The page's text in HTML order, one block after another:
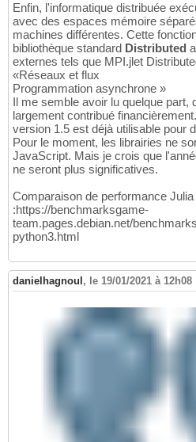
Enfin, l'informatique distribuée
avec des espaces mémoire
machines différentes. Cette
bibliothèque standard Distributed
externes tels que MPI.jlet
«Réseaux et flux
Programmation asynchrone »
Il me semble avoir lu quelque part,
largement contribué
version 1.5 est déjà utilisable pour
Pour le moment, les librairies ne
JavaScript. Mais je crois que
ne seront plus significatives.
Comparaison de performance
:https://benchmarksgame-
team.pages.debian.net/
python3.html
danielhagnoul , le 19/01/2021 à 12h08